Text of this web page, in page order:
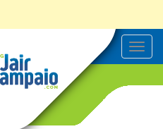
T
o